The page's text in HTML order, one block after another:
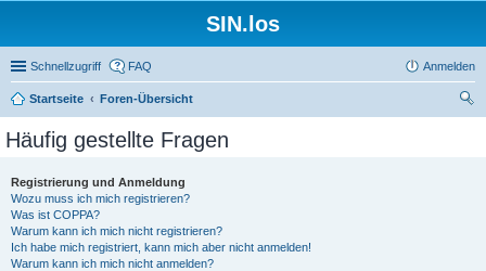
SIN.los
Schnellzugriff FAQ Anmelden
Startseite
Foren-Übersicht
Häufig gestellte Fragen
Registrierung und Anmeldung
Wozu muss ich mich registrieren?
Was ist COPPA?
Warum kann ich mich nicht registrieren?
Ich habe mich registriert, kann mich aber nicht anmelden!
Warum kann ich mich nicht anmelden?